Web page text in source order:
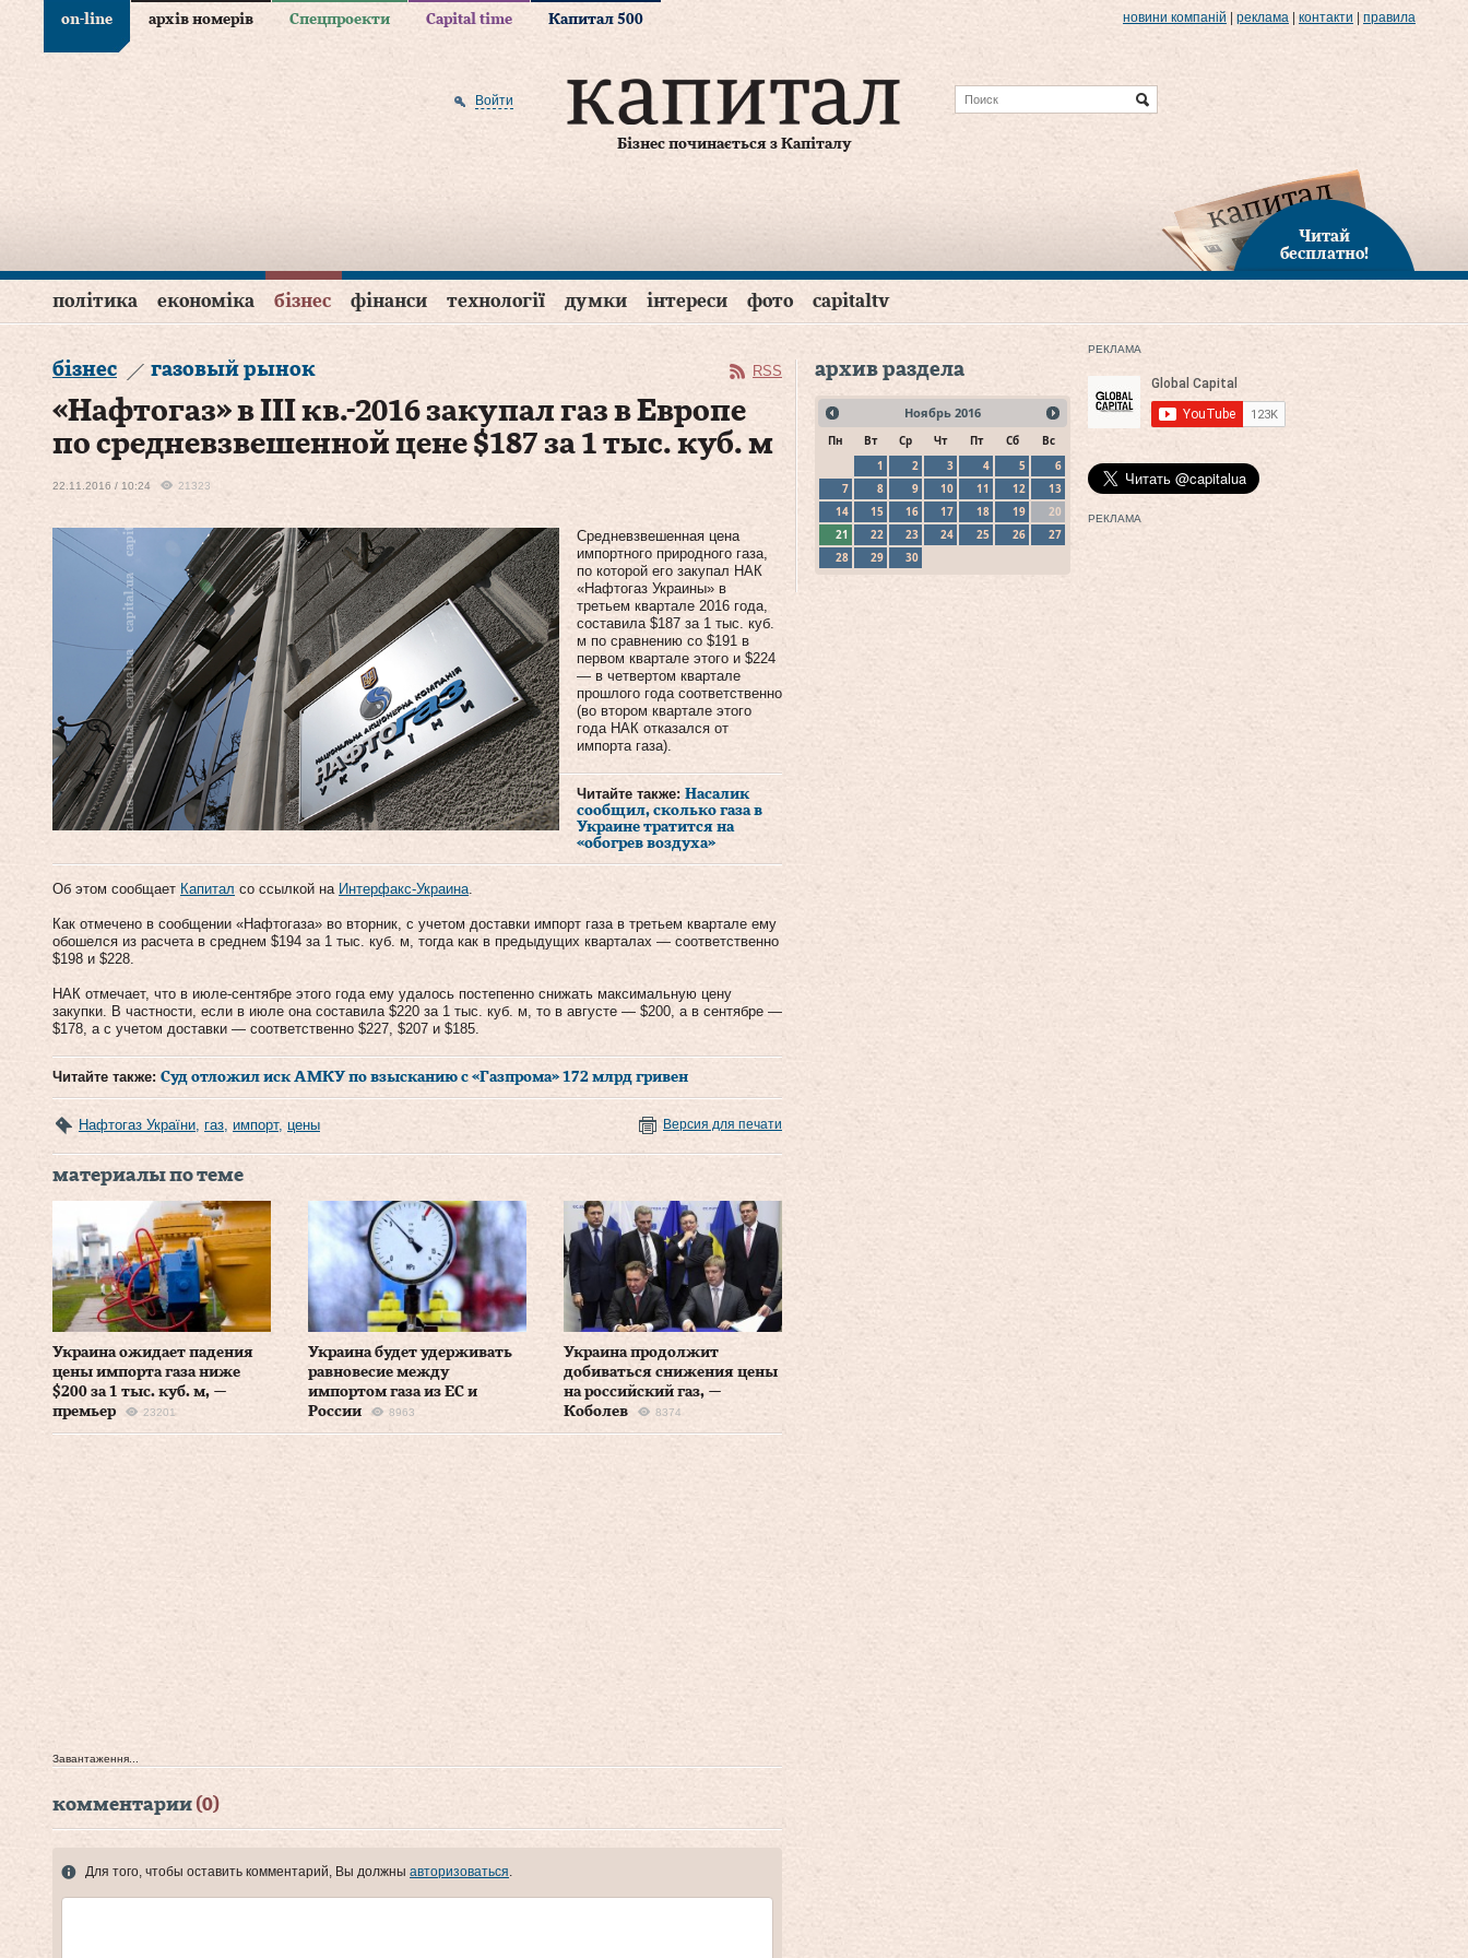
on-line архів номерів Спецпроекти Capital time Капитал 500 новини компаній реклама контакти правила
Бізнес починається з Капіталу
Войти
Читай
бесплатно!
політика економіка бізнес фінанси технології думки інтереси фото capitaltv
бізнес газовый рынок RSS
«Нафтогаз» в III кв.-2016 закупал газ в Европе
по средневзвешенной цене $187 за 1 тыс. куб. м
22.11.2016 / 10:24 21323
Средневзвешенная цена
импортного природного газа,
по которой его закупал НАК
«Нафтогаз Украины» в
третьем квартале 2016 года,
составила $187 за 1 тыс. куб.
м по сравнению со $191 в
первом квартале этого и $224
— в четвертом квартале
прошлого года соответственно
(во втором квартале этого
года НАК отказался от
импорта газа).
Читайте также: Насалик
сообщил, сколько газа в
Украине тратится на
«обогрев воздуха»
Об этом сообщает Капитал со ссылкой на Интерфакс-Украина.
Как отмечено в сообщении «Нафтогаза» во вторник, с учетом доставки импорт газа в третьем квартале ему
обошелся из расчета в среднем $194 за 1 тыс. куб. м, тогда как в предыдущих кварталах — соответственно
$198 и $228.
НАК отмечает, что в июле-сентябре этого года ему удалось постепенно снижать максимальную цену
закупки. В частности, если в июле она составила $220 за 1 тыс. куб. м, то в августе — $200, а в сентябре —
$178, а с учетом доставки — соответственно $227, $207 и $185.
Читайте также: Суд отложил иск АМКУ по взысканию с «Газпрома» 172 млрд гривен
Нафтогаз України, газ, импорт, цены Версия для печати
материалы по теме
Украина ожидает падения
цены импорта газа ниже
$200 за 1 тыс. куб. м, —
премьер
23201
Украина будет удерживать
равновесие между
импортом газа из ЕС и
России
8963
Украина продолжит
добиваться снижения цены
на российский газ, —
Коболев
8374
Завантаження...
комментарии (0)
Для того, чтобы оставить комментарий, Вы должны авторизоваться.
архив раздела
Ноябрь 2016
Пн Вт Ср Чт Пт Сб
Вс
1
2 3 4 5
6
7
8 9 10 11 12
13
14
15 16 17 18 19
20
21
22 23 24 25 26
27
28
29 30
РЕКЛАМА
РЕКЛАМА